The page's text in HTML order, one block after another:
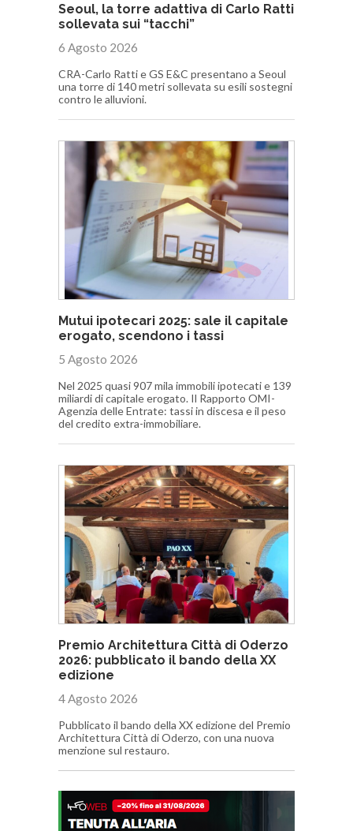
Seoul, la torre adattiva di Carlo Ratti
sollevata sui “tacchi”
6 Agosto 2026
CRA-Carlo Ratti e GS E&C presentano a Seoul
una torre di 140 metri sollevata su esili sostegni
contro le alluvioni.
Mutui ipotecari 2025: sale il capitale
erogato, scendono i tassi
5 Agosto 2026
Nel 2025 quasi 907 mila immobili ipotecati e 139
miliardi di capitale erogato. Il Rapporto OMI-
Agenzia delle Entrate: tassi in discesa e il peso
del credito extra-immobiliare.
Premio Architettura Città di Oderzo
2026: pubblicato il bando della XX
edizione
4 Agosto 2026
Pubblicato il bando della XX edizione del Premio
Architettura Città di Oderzo, con una nuova
menzione sul restauro.